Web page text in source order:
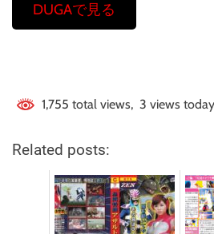
DUGAで見る
1,755 total views, 3 views today
Related posts: